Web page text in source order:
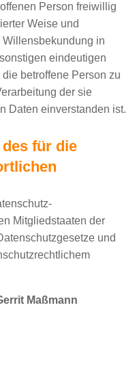
Person freiwillig
Weise und
in
eindeutigen
betroffene Person zu
der sie
Daten einverstanden ist.
für die
Mitgliedstaaten der
und
Maßmann